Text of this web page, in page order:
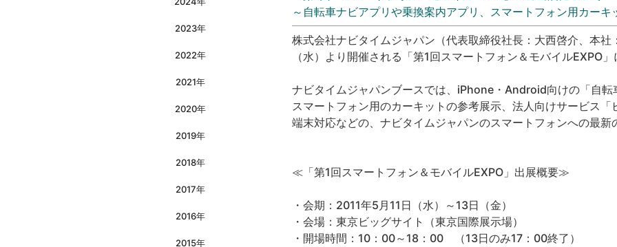
2023年
2022年
2021年
2020年
2019年
2018年
2017年
2016年
2015年
～自転車ナビアプリや乗換案内アプリ、スマートフォン用カーキ
株式会社ナビタイムジャパン（代表取締役社長：大西啓介、本
（水）より開催される「第1回スマートフォン＆モバイルEXPO」
ナビタイムジャパンブースでは、iPhone・Android向けの「自転
スマートフォン用のカーキットの参考展示、法人向けサービス
端末対応などの、ナビタイムジャパンのスマートフォンへの最新
≪「第1回スマートフォン＆モバイルEXPO」出展概要≫
・会期：2011年5月11日（水）～13日（金）
・会場：東京ビッグサイト（東京国際展示場）
・開場時間：10：00～18：00 （13日のみ17：00終了）